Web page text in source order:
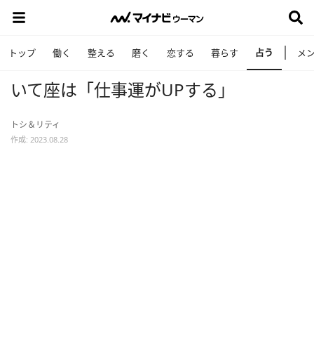
トップ 働く 整える 磨く 恋する 暮らす 占う メ
いて座は「仕事運がUPする」
トシ＆リティ
作成: 2023.08.28